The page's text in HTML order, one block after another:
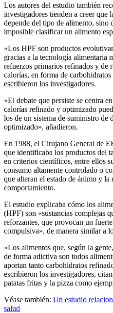
Los autores del estudio también
investigadores tienden a creer que
depende del tipo de alimento, sino
imposible clasificar un alimento
«Los HPF son productos
gracias a la tecnología alimentaria
refuerzos primarios refinados y de
calorías, en forma de
escribieron los investigadores.
«El debate que persiste se centra
calorías refinado y optimizado
los de un sistema de suministro de
optimizado», añadieron.
En 1988, el Cirujano General de
que identificaba los productos del
en criterios científicos, entre ellos
consumo altamente controlado o
que alteran el estado de ánimo y la
comportamiento.
El estudio explicaba cómo los
(HPF) son «sustancias complejas
reforzantes, que provocan un
compulsiva», de manera similar a
«Los alimentos que, según la
de forma adictiva son todos
aportan tanto carbohidratos
escribieron los investigadores,
patatas fritas y la pizza como
Véase también: Un estudio
salud